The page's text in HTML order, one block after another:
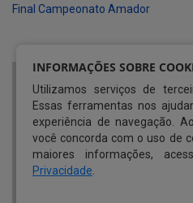
Final Campeonato Amador
INFORMAÇÕES SOBRE
Utilizamos serviços de
Essas ferramentas nos
experiência de navegação.
você concorda com o uso de
maiores informações,
Privacidade